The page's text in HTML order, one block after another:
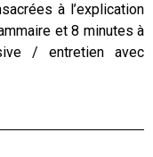
à l’explication
et 8 minutes à
/ entretien avec